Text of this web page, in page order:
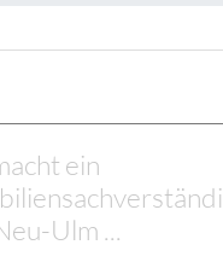
ein
Ulm ...